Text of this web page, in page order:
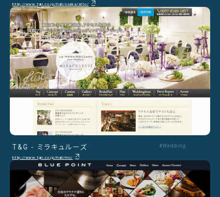
http://www.tgn.co.jp/hall/osaka/atto/
T&G - ミラキュルーズ
http://www.tgn.co.jp/hall/mc/
#Wedding